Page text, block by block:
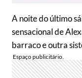
A noite do último
sensacional de
barraco e outra